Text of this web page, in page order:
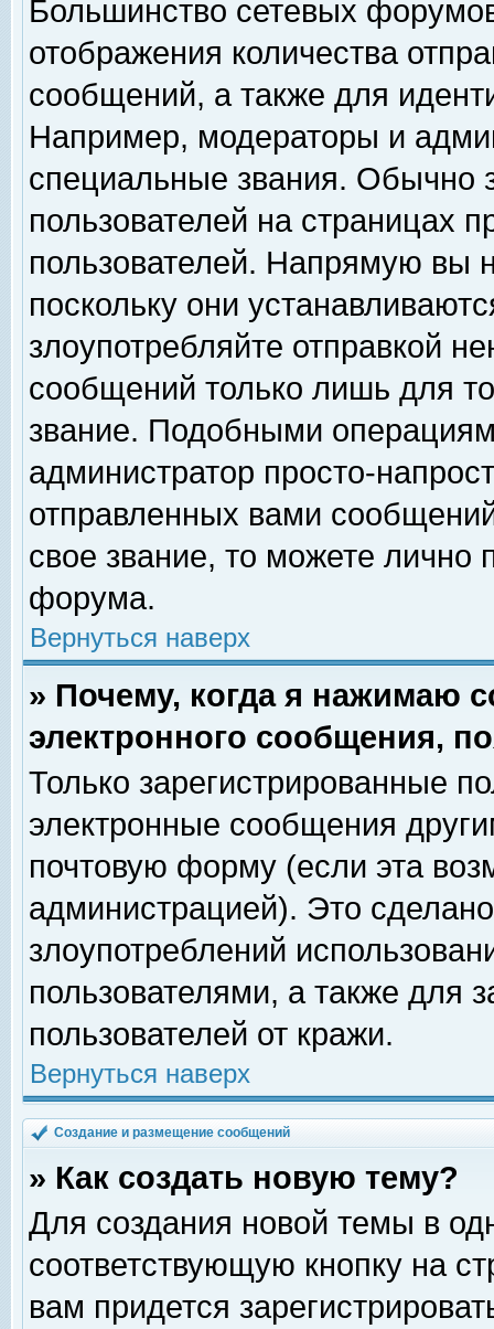
Большинство сетевых
отображения количества
сообщений, а также для
Например, модераторы и
специальные звания. Обычно
пользователей на страницах
пользователей. Напрямую вы
поскольку они
злоупотребляйте отправкой
сообщений только лишь для
звание. Подобными
администратор просто-
отправленных вами
свое звание, то можете лично
форума.
Вернуться наверх
» Почему, когда я нажимаю
электронного сообщения,
Только зарегистрированные
электронные сообщения
почтовую форму (если эта
администрацией). Это
злоупотреблений
пользователями, а также для
пользователей от кражи.
Вернуться наверх
Создание и размещение сообщений
» Как создать новую тему?
Для создания новой темы в
соответствующую кнопку на
вам придется